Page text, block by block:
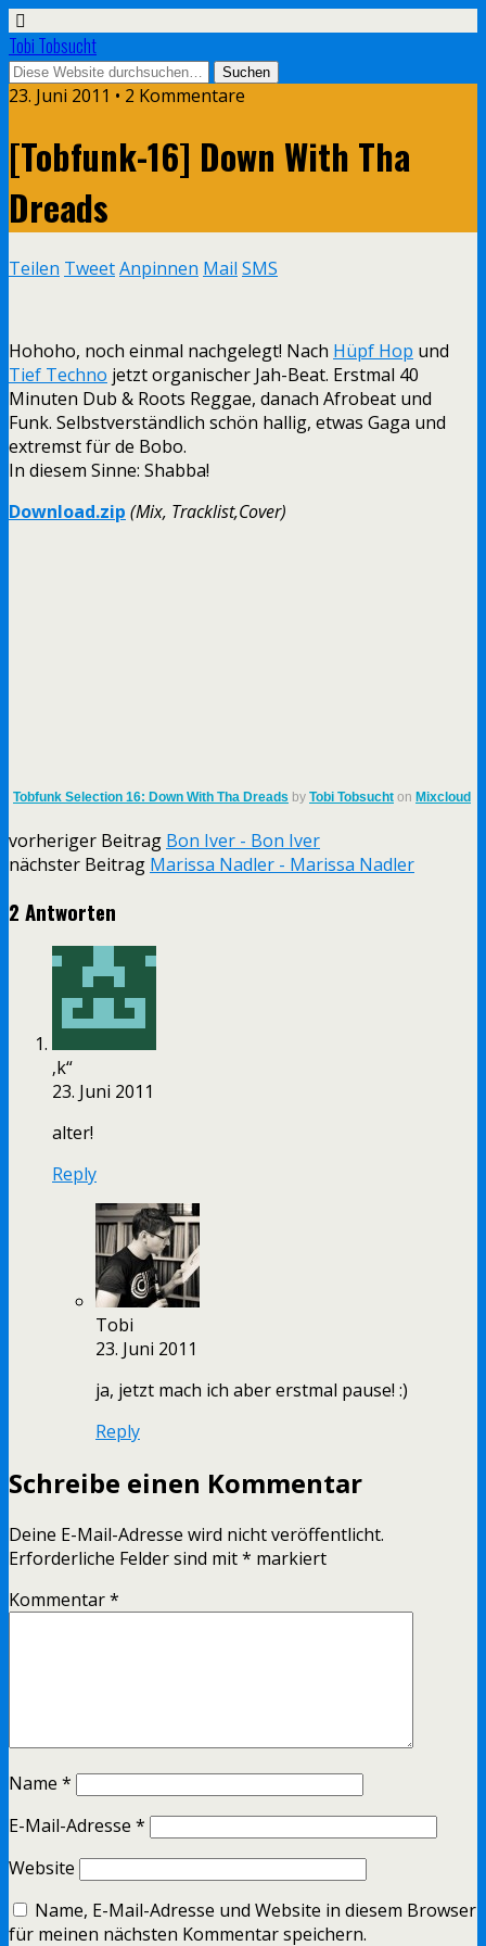
Tobi Tobsucht
23. Juni 2011 • 2 Kommentare
[Tobfunk-16] Down With Tha
Dreads
Teilen TweetAnpinnen Mail SMS
Hohoho, noch einmal nachgelegt! Nach Hüpf Hop und
Tief Techno jetzt organischer Jah-Beat. Erstmal 40
Minuten Dub & Roots Reggae, danach Afrobeat und
Funk. Selbstverständlich schön hallig, etwas Gaga und
extremst für de Bobo.
In diesem Sinne: Shabba!
Download.zip (Mix, Tracklist,Cover)
Tobfunk Selection 16: Down With Tha Dreads by Tobi Tobsucht on Mixcloud
vorheriger Beitrag Bon Iver - Bon Iver
nächster Beitrag Marissa Nadler - Marissa Nadler
2 Antworten
‚k“
23. Juni 2011
alter!
Reply
Tobi
23. Juni 2011
ja, jetzt mach ich aber erstmal pause! :)
Reply
Schreibe einen Kommentar
Deine E-Mail-Adresse wird nicht veröffentlicht.
Erforderliche Felder sind mit* markiert
Kommentar*
Name *
E-Mail-Adresse *
Website
Name, E-Mail-Adresse und Website in diesem Browser
für meinen nächsten Kommentar speichern.